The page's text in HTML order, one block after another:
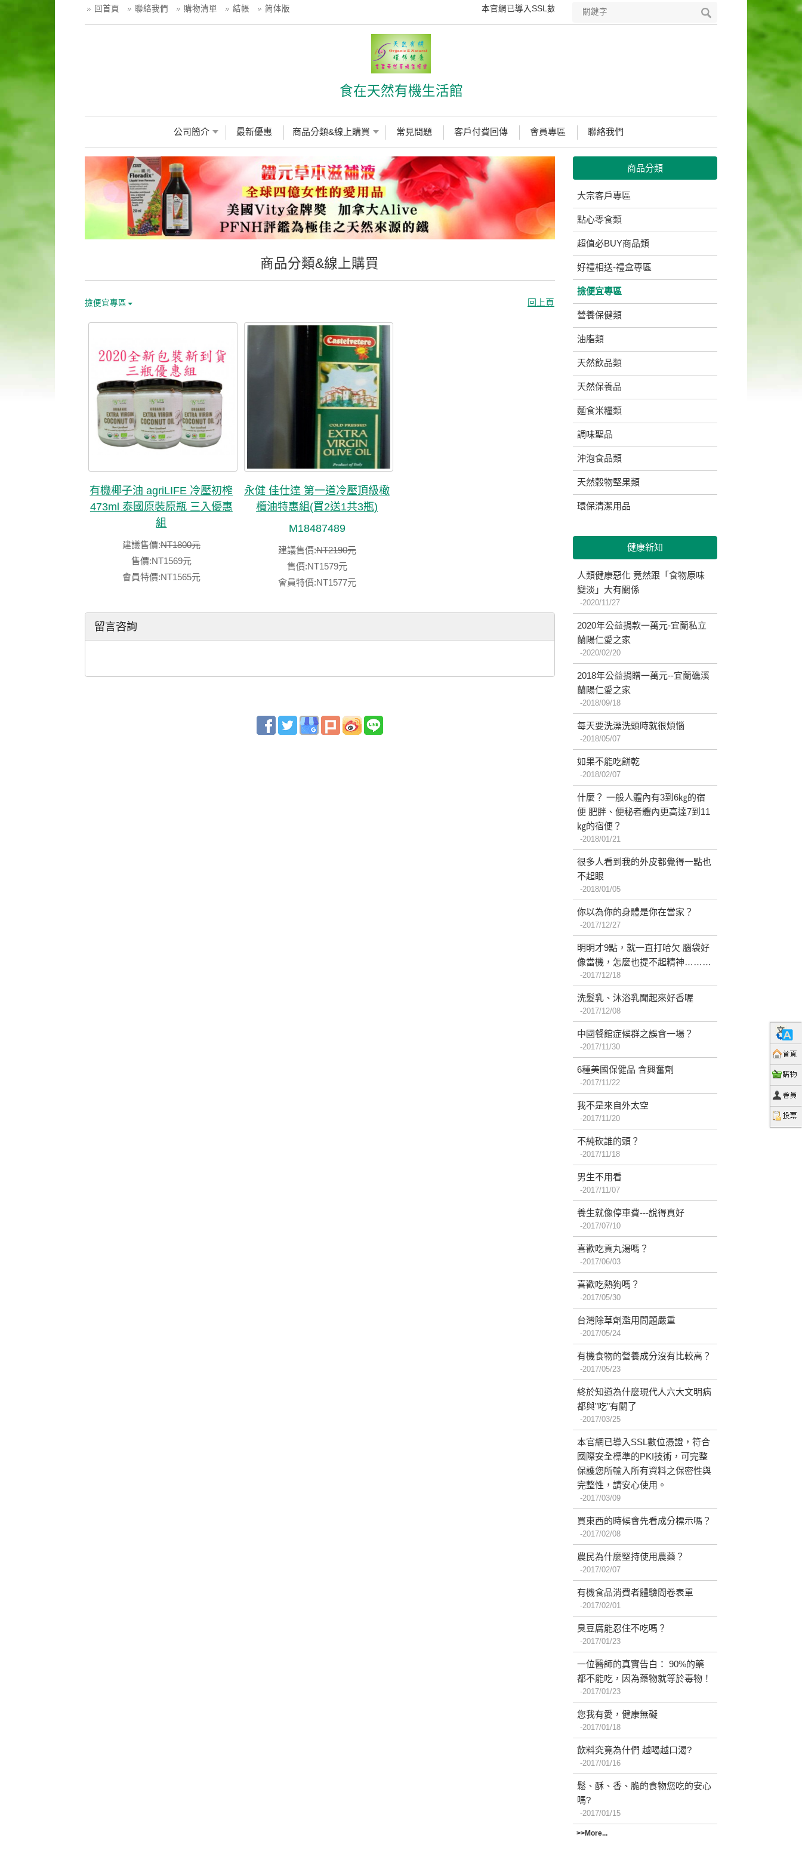
回首頁 聯絡我們 購物清單 結帳 简体版 本官網已導入SSL數位憑證，符合國際安全標準的PKI技術，可完整保護您所輸入所有資
食在天然有機生活館
公司簡介 最新優惠 商品分類&線上購買 常見問題 客戶付費回傳 會員專區 聯絡我們
商品分類&線上購買
撿便宜專區 回上頁
有機椰子油 agriLIFE 冷壓初榨
473ml 泰國原裝原瓶 三入優惠
組
建議售價:NT1800元
售價:NT1569元
會員特價:NT1565元
永健 佳仕達 第一道冷壓頂級橄
欖油特惠組(買2送1共3瓶)
M18487489
建議售價:NT2190元
售價:NT1579元
會員特價:NT1577元
留言咨詢
商品分類
大宗客戶專區
點心零食類
超值必BUY商品類
好禮相送-禮盒專區
撿便宜專區
營養保健類
油脂類
天然飲品類
天然保養品
麵食米糧類
調味聖品
沖泡食品類
天然穀物堅果類
環保清潔用品
健康新知
人類健康惡化 竟然跟「食物原味
變淡」大有關係
2020/11/27
2020年公益捐款一萬元-宜蘭私立
蘭陽仁愛之家
2020/02/20
2018年公益捐贈一萬元--宜蘭礁溪
蘭陽仁愛之家
2018/09/18
每天要洗澡洗頭時就很煩惱
2018/05/07
如果不能吃餅乾
2018/02/07
什麼？ 一般人體內有3到6㎏的宿
便 肥胖、便秘者體內更高達7到11
㎏的宿便？
2018/01/21
很多人看到我的外皮都覺得一點也
不起眼
2018/01/05
你以為你的身體是你在當家？
2017/12/27
明明才9點，就一直打哈欠 腦袋好
像當機，怎麼也提不起精神………
2017/12/18
洗髮乳、沐浴乳聞起來好香喔
2017/12/08
中國餐館症候群之誤會一場？
2017/11/30
6種美國保健品 含興奮劑
2017/11/22
我不是來自外太空
2017/11/20
不純砍誰的頭？
2017/11/18
男生不用看
2017/11/07
養生就像停車費---說得真好
2017/07/10
喜歡吃貢丸湯嗎？
2017/06/03
喜歡吃熱狗嗎？
2017/05/30
台灣除草劑濫用問題嚴重
2017/05/24
有機食物的營養成分沒有比較高？
2017/05/23
終於知道為什麼現代人六大文明病
都與"吃"有關了
2017/03/25
本官網已導入SSL數位憑證，符合
國際安全標準的PKI技術，可完整
保護您所輸入所有資料之保密性與
完整性，請安心使用。
2017/03/09
買東西的時候會先看成分標示嗎？
2017/02/08
農民為什麼堅持使用農藥？
2017/02/07
有機食品消費者體驗問卷表單
2017/02/01
臭豆腐能忍住不吃嗎？
2017/01/23
一位醫師的真實告白： 90%的藥
都不能吃，因為藥物就等於毒物！
2017/01/23
您我有愛，健康無礙
2017/01/18
飲料究竟為什們 越喝越口渴?
2017/01/16
鬆、酥、香、脆的食物您吃的安心
嗎?
2017/01/15
>>More...